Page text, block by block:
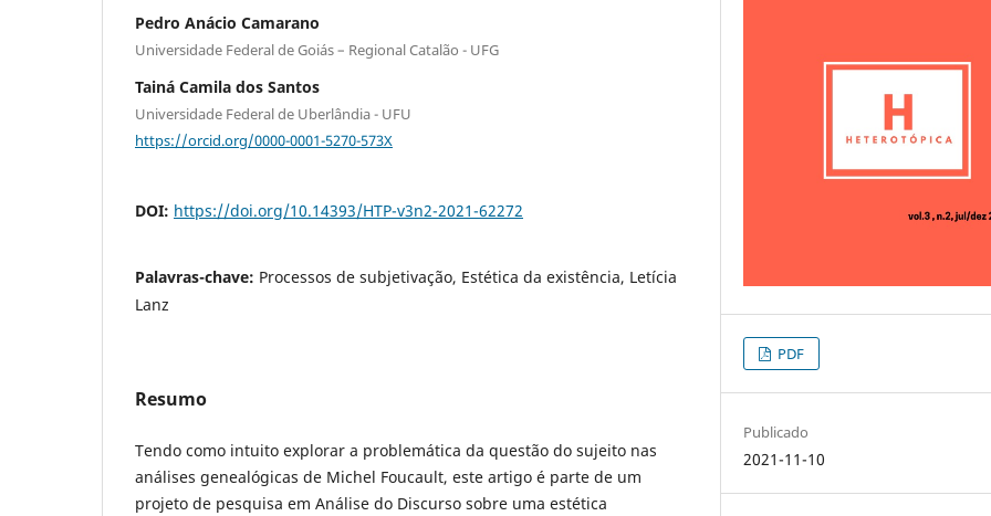
Pedro Anácio Camarano
Universidade Federal de Goiás – Regional Catalão - UFG
Tainá Camila dos Santos
Universidade Federal de Uberlândia - UFU
https://orcid.org/0000-0001-5270-573X
DOI: https://doi.org/10.14393/HTP-v3n2-2021-62272
Palavras-chave: Processos de subjetivação, Estética da existência, Letícia
Lanz
Resumo
Tendo como intuito explorar a problemática da questão do sujeito nas
análises genealógicas de Michel Foucault, este artigo é parte de um
projeto de pesquisa em Análise do Discurso sobre uma estética
PDF
Publicado
2021-11-10